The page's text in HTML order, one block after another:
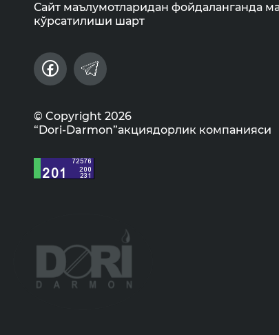
Сайт маълумотларидан фойдаланганда
кўрсатилиши шарт
© Copyright 2026
“Dori-Darmon”акциядорлик компанияси